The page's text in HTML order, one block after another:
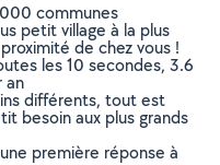
communes
petit village à la plus
de chez vous !
les 10 secondes, 3.6
an
différents, tout est
besoin aux plus grands
première réponse à